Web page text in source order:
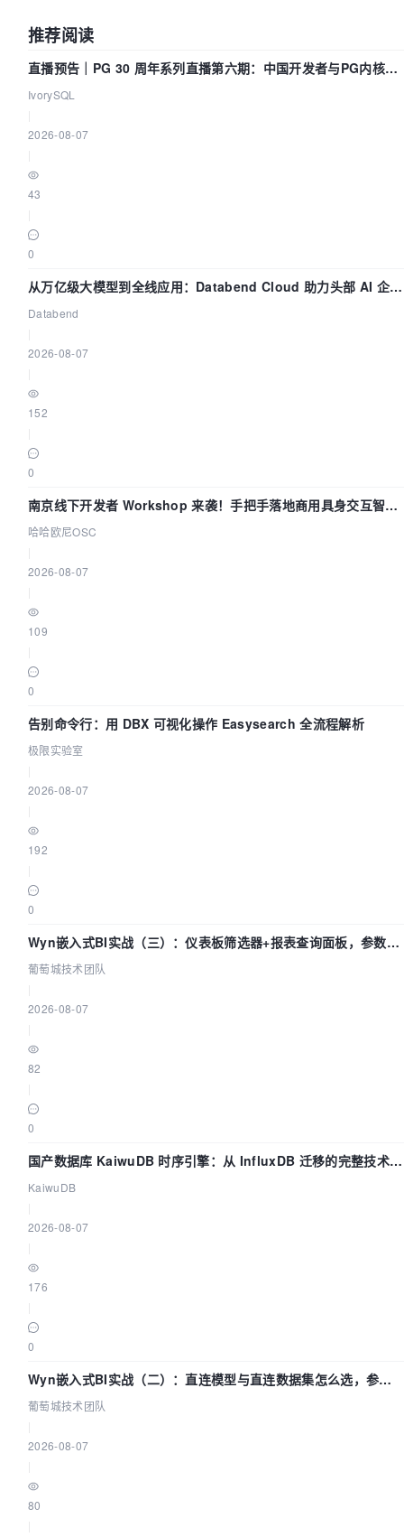
推荐阅读
直播预告｜PG 30 周年系列直播第六期：中国开发者与PG内核
——我们改得动吗？我们贡献了什么？
IvorySQL
2026-08-07
43
0
从万亿级大模型到全线应用：Databend Cloud 助力头部 AI 企业
构建全链路 Trace 数据管道
Databend
2026-08-07
152
0
南京线下开发者 Workshop 来袭！手把手落地商用具身交互智能
Agent 应用
哈哈欧尼OSC
2026-08-07
109
0
告别命令行：用 DBX 可视化操作 Easysearch 全流程解析
极限实验室
2026-08-07
192
0
Wyn嵌入式BI实战（三）：仪表板筛选器+报表查询面板，参数联
动全闭环
葡萄城技术团队
2026-08-07
82
0
国产数据库 KaiwuDB 时序引擎：从 InfluxDB 迁移的完整技术路
径
KaiwuDB
2026-08-07
176
0
Wyn嵌入式BI实战（二）：直连模型与直连数据集怎么选，参数
为什么不生效？| 葡萄城技术团队
葡萄城技术团队
2026-08-07
80